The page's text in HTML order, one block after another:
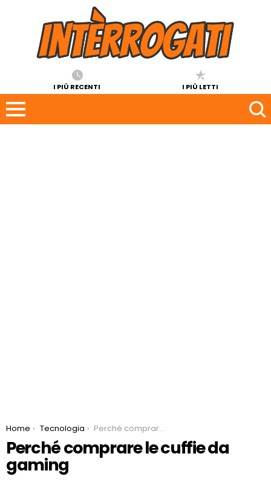
I PIÙ RECENTI I PIÙ LETTI
You are here:
Home Tecnologia Perché comprare le cuffie da gaming
Perché comprare le cuffie da
gaming